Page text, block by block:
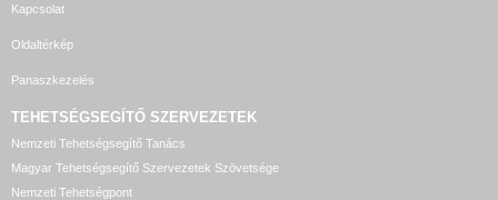
Kapcsolat
Oldaltérkép
Panaszkezelés
TEHETSÉGSEGÍTŐ SZERVEZETEK
Nemzeti Tehetségsegítő Tanács
Magyar Tehetségsegítő Szervezetek Szövetsége
Nemzeti Tehetségpont